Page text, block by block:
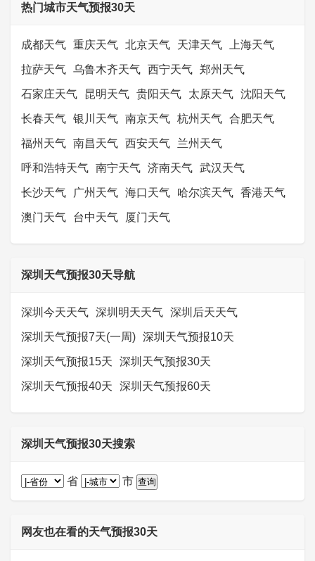
热门城市天气预报30天
成都天气 重庆天气 北京天气 天津天气 上海天气
拉萨天气 乌鲁木齐天气 西宁天气 郑州天气
石家庄天气 昆明天气 贵阳天气 太原天气 沈阳天气
长春天气 银川天气 南京天气 杭州天气 合肥天气
福州天气 南昌天气 西安天气 兰州天气
呼和浩特天气 南宁天气 济南天气 武汉天气
长沙天气 广州天气 海口天气 哈尔滨天气 香港天气
澳门天气 台中天气 厦门天气
深圳天气预报30天导航
深圳今天天气 深圳明天天气 深圳后天天气
深圳天气预报7天(一周) 深圳天气预报10天
深圳天气预报15天 深圳天气预报30天
深圳天气预报40天 深圳天气预报60天
深圳天气预报30天搜索
省 市
网友也在看的天气预报30天